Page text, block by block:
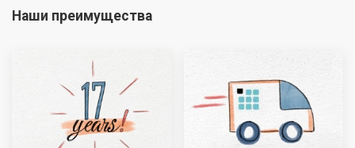
Наши преимущества